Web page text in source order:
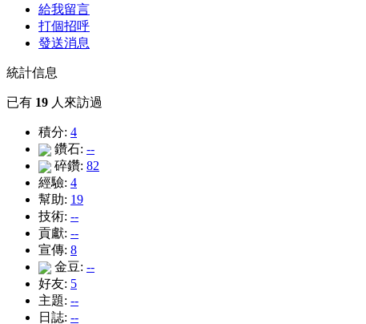
給我留言
打個招呼
發送消息
統計信息
已有 19 人來訪過
積分: 4
鑽石: --
碎鑽: 82
經驗: 4
幫助: 19
技術: --
貢獻: --
宣傳: 8
金豆: --
好友: 5
主題: --
日誌: --